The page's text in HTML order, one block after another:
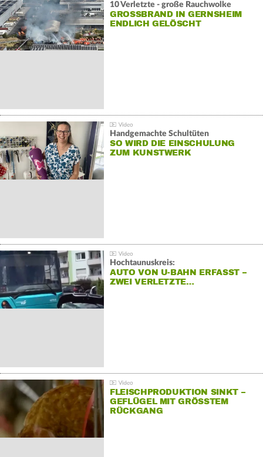
10 Verletzte - große Rauchwolke
GROSSBRAND IN GERNSHEIM E
NDLICH GELÖSCHT
Handgemachte Schultüten
SO WIRD DIE EINSCHULUNG
ZUM KUNSTWERK
Hochtaunuskreis:
AUTO VON U-BAHN ERFASST –
ZWEI VERLETZTE…
FLEISCHPRODUKTION SINKT –
GEFLÜGEL MIT GRÖSSTEM R
ÜCKGANG